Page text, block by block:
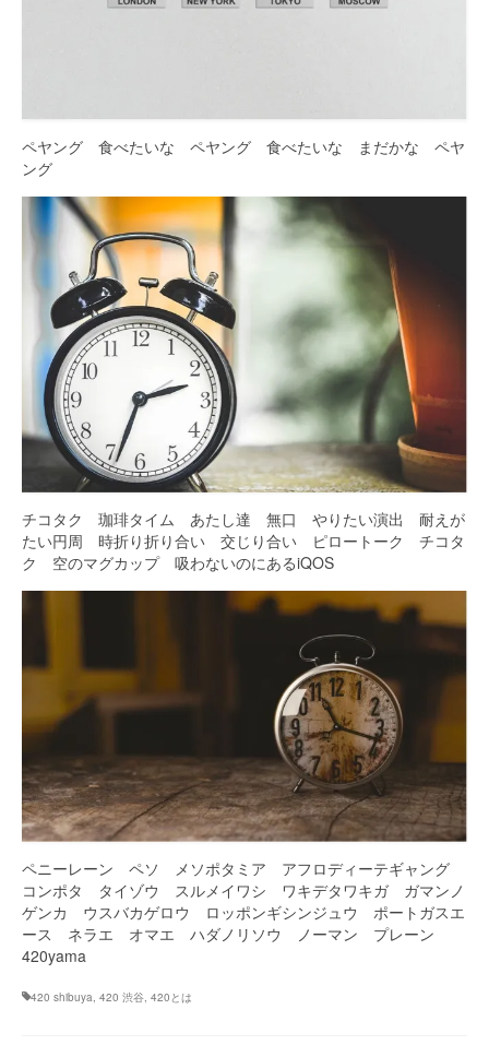
ペヤング 食べたいな ペヤング 食べたいな まだかな ペヤ
ング
チコタク 珈琲タイム あたし達 無口 やりたい演出 耐えが
たい円周 時折り折り合い 交じり合い ピロートーク チコタ
ク 空のマグカップ 吸わないのにあるiQOS
ペニーレーン ペソ メソポタミア アフロディーテギャング
コンポタ タイゾウ スルメイワシ ワキデタワキガ ガマンノ
ゲンカ ウスバカゲロウ ロッポンギシンジュウ ポートガスエ
ース ネラエ オマエ ハダノリソウ ノーマン プレーン
420yama
420 shibuya 420 渋谷 420とは